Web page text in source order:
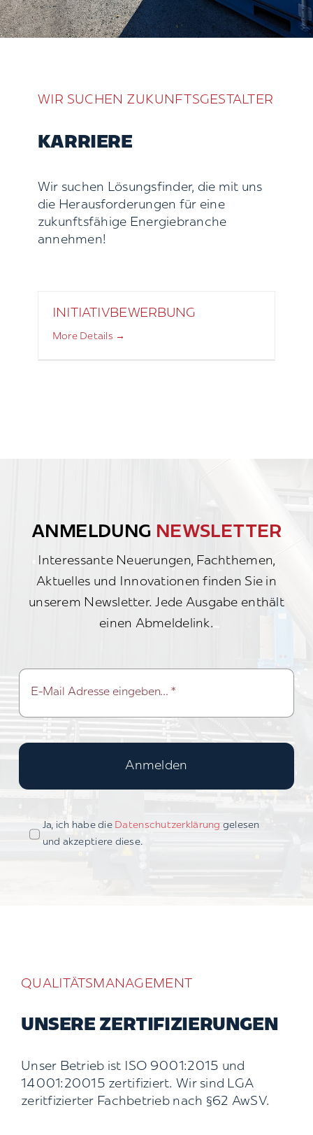
WIR SUCHEN ZUKUNFTSGESTALTER
KARRIERE
Wir suchen Lösungsfinder, die mit uns
die Herausforderungen für eine
zukunftsfähige Energiebranche
annehmen!
INITIATIVBEWERBUNG
More Details
ANMELDUNG NEWSLETTER
Interessante Neuerungen, Fachthemen,
Aktuelles und Innovationen finden Sie in
unserem Newsletter. Jede Ausgabe enthält
einen Abmeldelink.
Anmelden
Ja, ich habe die Datenschutzerklärung gelesen
und akzeptiere diese.
QUALITÄTSMANAGEMENT
UNSERE ZERTIFIZIERUNGEN
Unser Betrieb ist ISO 9001:2015 und
14001:20015 zertifiziert. Wir sind LGA
zeritfizierter Fachbetrieb nach §62 AwSV.